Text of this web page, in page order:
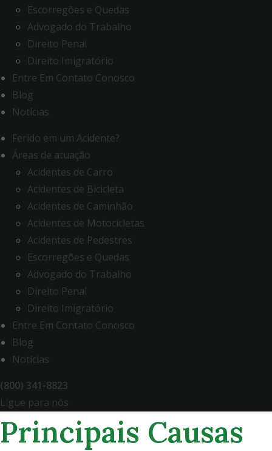
Escorregões e Quedas
Advogado do Trabalho
Direito Penal
Direito Imigratório
Entre Em Contato Conosco
Blog
Notícias
Ferido em um Acidente?
Áreas de atuação
Acidentes de Carro
Acidentes de Bicicleta
Acidentes de Caminhão
Acidentes de Motocicletas
Acidentes de Pedestres
Escorregões e Quedas
Advogado do Trabalho
Direito Penal
Direito Imigratório
Entre Em Contato Conosco
Blog
Notícias
(800) 341-8823
Ligue para nós
Principais Causas